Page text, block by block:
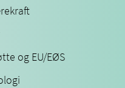
og EU/EØS